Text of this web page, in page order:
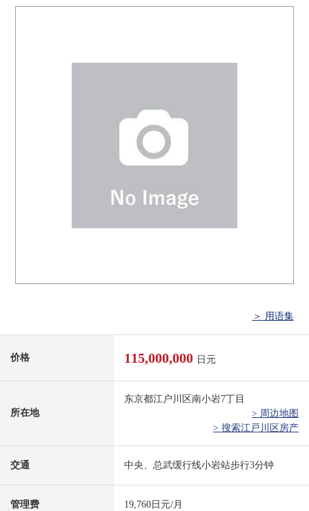
＞ 用语集
价格 115,000,000 日元
所在地
东京都江户川区南小岩7丁目
> 周边地图
> 搜索江戸川区房产
交通 中央、总武缓行线小岩站步行3分钟
管理费 19,760日元/月